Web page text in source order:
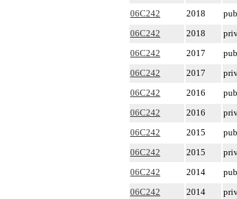
06C242
2018
06C242
2018
06C242
2017
06C242
2017
06C242
2016
06C242
2016
06C242
2015
06C242
2015
06C242
2014
06C242
2014